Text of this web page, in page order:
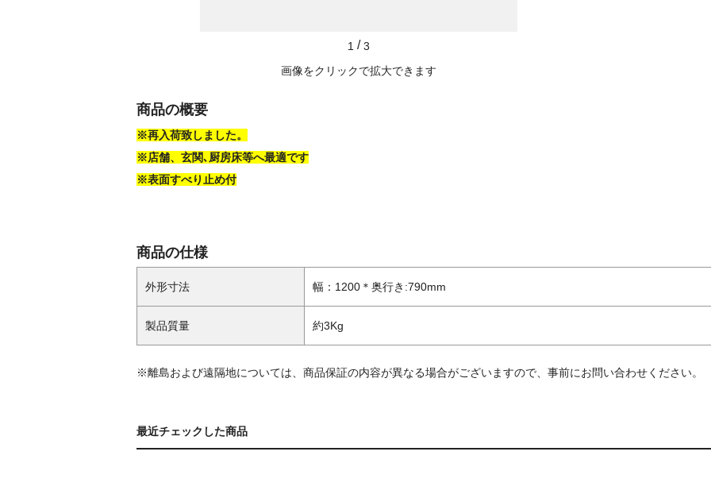
1 /3
画像をクリックで拡大できます
商品の概要
※再入荷致しました。
※店舗、玄関､厨房床等へ最適です
※表面すべり止め付
商品の仕様
外形寸法 幅：1200＊奥行き:790mm
製品質量 約3Kg
※離島および遠隔地については、商品保証の内容が異なる場合がございますので、事前にお問い合わせください。
最近チェックした商品